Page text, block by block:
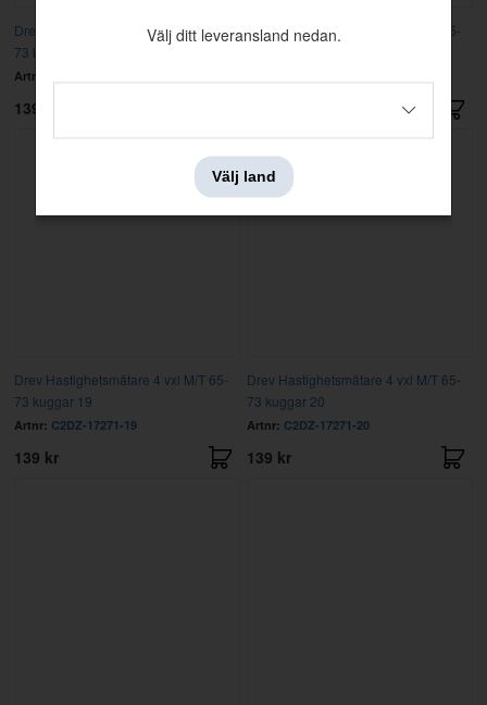
Drev Hastighetsmätare 4 vxl M/T 65-
73 kuggar 17
Artnr:
139 kr
Drev Hastighetsmätare 4 vxl M/T 65-
Drev Hastighetsmätare 4 vxl M/T 65-
73 kuggar 19
Artnr: C2DZ-17271-19
139 kr
Drev Hastighetsmätare 4 vxl M/T 65-
73 kuggar 20
Artnr: C2DZ-17271-20
139 kr
Välj ditt leveransland nedan.
Välj land